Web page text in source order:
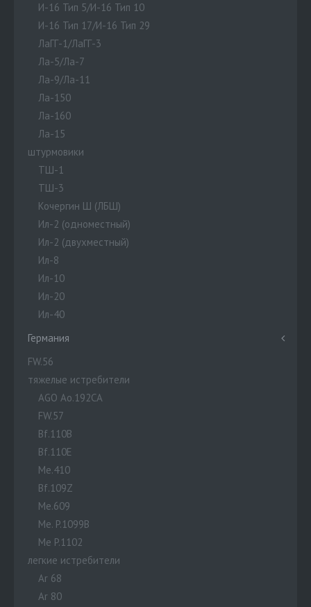
И-16 Тип 5/И-16 Тип 10
И-16 Тип 17/И-16 Тип 29
ЛаГГ-1/ЛаГГ-3
Ла-5/Ла-7
Ла-9/Ла-11
Ла-150
Ла-160
Ла-15
штурмовики
ТШ-1
ТШ-3
Кочергин Ш (ЛБШ)
Ил-2 (одноместный)
Ил-2 (двухместный)
Ил-8
Ил-10
Ил-20
Ил-40
Германия
FW.56
тяжелые истребители
AGO Ao.192CA
FW.57
Bf.110B
Bf.110E
Me.410
Bf.109Z
Me.609
Me. P.1099B
Me P.1102
легкие истребители
Ar 68
Ar 80